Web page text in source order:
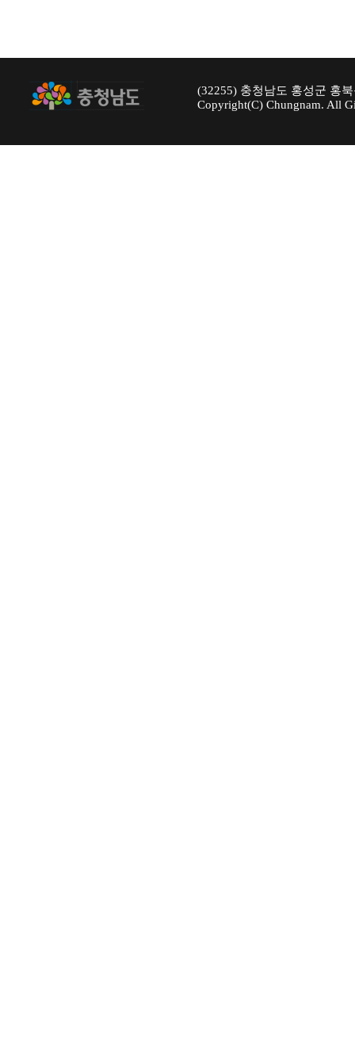
(32255) 충청남도 홍성군 홍
Copyright(C) Chungnam. All